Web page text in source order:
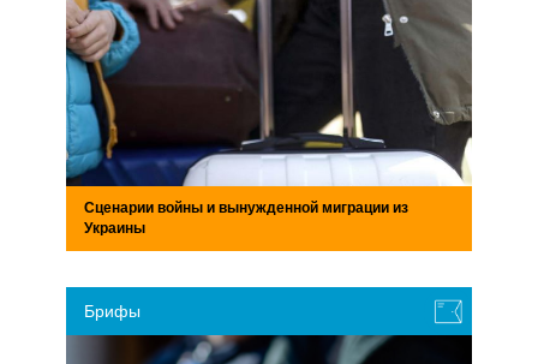
Сценарии войны и вынужденной миграции из
Украины
Брифы